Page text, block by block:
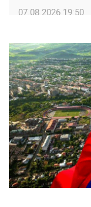
07.08.2026 19:50
Ժամանակակից
կառավարման
Լուկաշենկոն
07.08.2026 17:16
ՀՀ ԱԱԾ
07.08.2026 16:57